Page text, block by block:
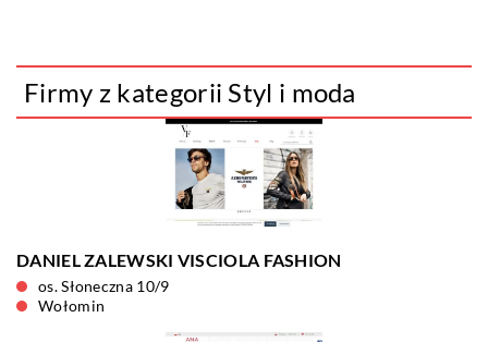
Firmy z kategorii Styl i moda
DANIEL ZALEWSKI VISCIOLA FASHION
os. Słoneczna 10/9
Wołomin